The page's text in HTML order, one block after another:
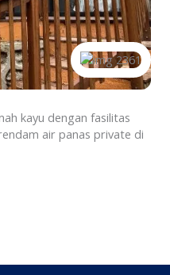
kayu dengan fasilitas
air panas private di